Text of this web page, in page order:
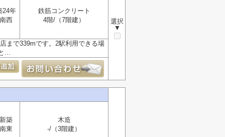
選択
▼
24年
南西
鉄筋コンクリート
4階/（7階建）
まで339mです。2駅利用できる場
...
新築
南東
木造
-/（3階建）